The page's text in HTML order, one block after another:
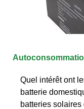
Quel intérêt ont
batterie
batteries